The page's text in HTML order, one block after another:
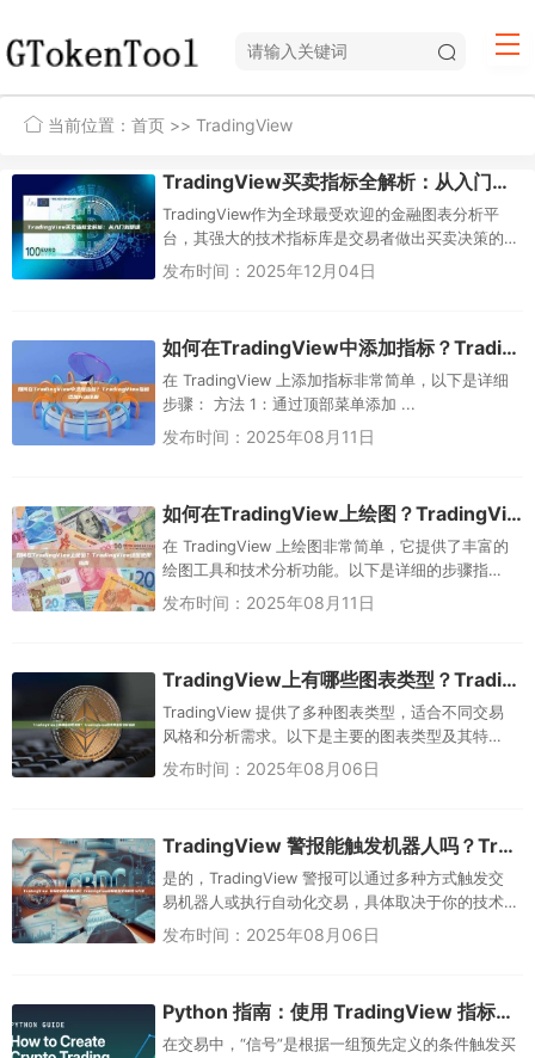
当前位置： 首页 >> TradingView
TradingView买卖指标全解析：从入门到精通
TradingView作为全球最受欢迎的金融图表分析平
台，其强大的技术指标库是交易者做出买卖决策的
核心工具。本文将全面解析TradingView上各类买卖
发布时间：2025年12月04日
如何在TradingView中添加指标？TradingView指标添加方法详解
在 TradingView 上添加指标非常简单，以下是详细
步骤： 方法 1：通过顶部菜单添加 ...
发布时间：2025年08月11日
如何在TradingView上绘图？TradingView绘图使用指南
在 TradingView 上绘图非常简单，它提供了丰富的
绘图工具和技术分析功能。以下是详细的步骤指
南： 1. 访问 Trad...
发布时间：2025年08月11日
TradingView上有哪些图表类型？TradingView图表类型及选择指南
TradingView 提供了多种图表类型，适合不同交易
风格和分析需求。以下是主要的图表类型及其特
点： 1. 蜡烛图（Candle...
发布时间：2025年08月06日
TradingView 警报能触发机器人吗？TradingView警报触发交易机器人方法
是的，TradingView 警报可以通过多种方式触发交
易机器人或执行自动化交易，具体取决于你的技术
实现和所使用的交易平台。以下是常见的几种方
发布时间：2025年08月06日
Python 指南：使用 TradingView 指标创建加密货币交易信号
在交易中，“信号”是根据一组预先定义的条件触发买